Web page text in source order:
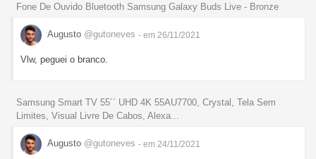
Fone De Ouvido Bluetooth Samsung Galaxy Buds Live - Bronze
Augusto @gutoneves - em 26/11/2021
Vlw, peguei o branco.
Samsung Smart TV 55´´ UHD 4K 55AU7700, Crystal, Tela Sem
Limites, Visual Livre De Cabos, Alexa...
Augusto @gutoneves - em 24/11/2021